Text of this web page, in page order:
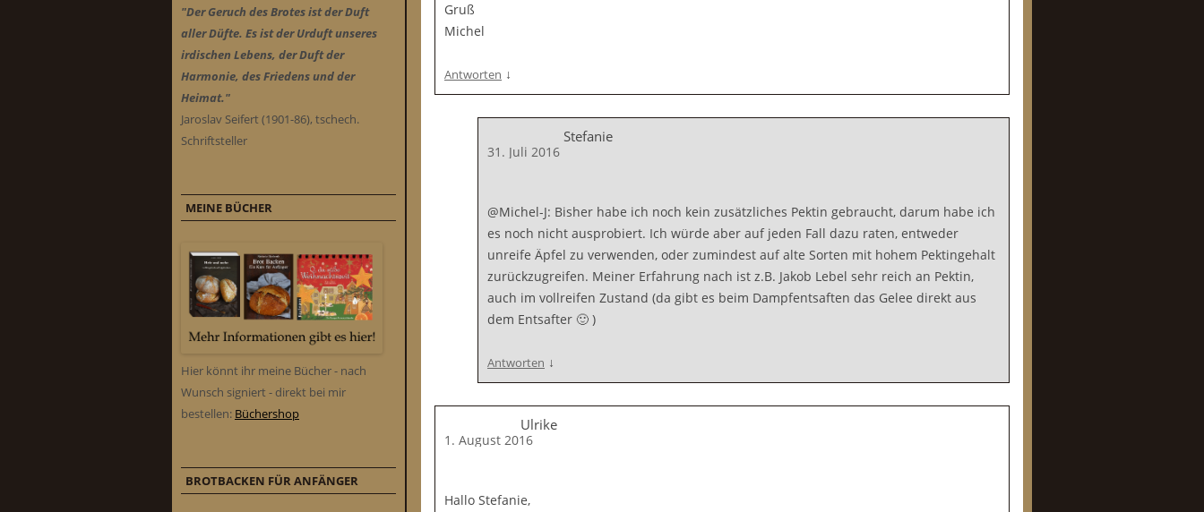
Gruß
Michel
Antworten ↓
Stefanie
31. Juli 2016
@Michel-J: Bisher habe ich noch kein zusätzliches Pektin gebraucht, darum habe ich
es noch nicht ausprobiert. Ich würde aber auf jeden Fall dazu raten, entweder
unreife Äpfel zu verwenden, oder zumindest auf alte Sorten mit hohem Pektingehalt
zurückzugreifen. Meiner Erfahrung nach ist z.B. Jakob Lebel sehr reich an Pektin,
auch im vollreifen Zustand (da gibt es beim Dampfentsaften das Gelee direkt aus
dem Entsafter 🙂 )
Antworten ↓
Ulrike
1. August 2016
Hallo Stefanie,
"Der Geruch des Brotes ist der Duft
aller Düfte. Es ist der Urduft unseres
irdischen Lebens, der Duft der
Harmonie, des Friedens und der
Heimat."
Jaroslav Seifert (1901-86), tschech.
Schriftsteller
MEINE BÜCHER
Hier könnt ihr meine Bücher - nach
Wunsch signiert - direkt bei mir
bestellen: Büchershop
BROTBACKEN FÜR ANFÄNGER